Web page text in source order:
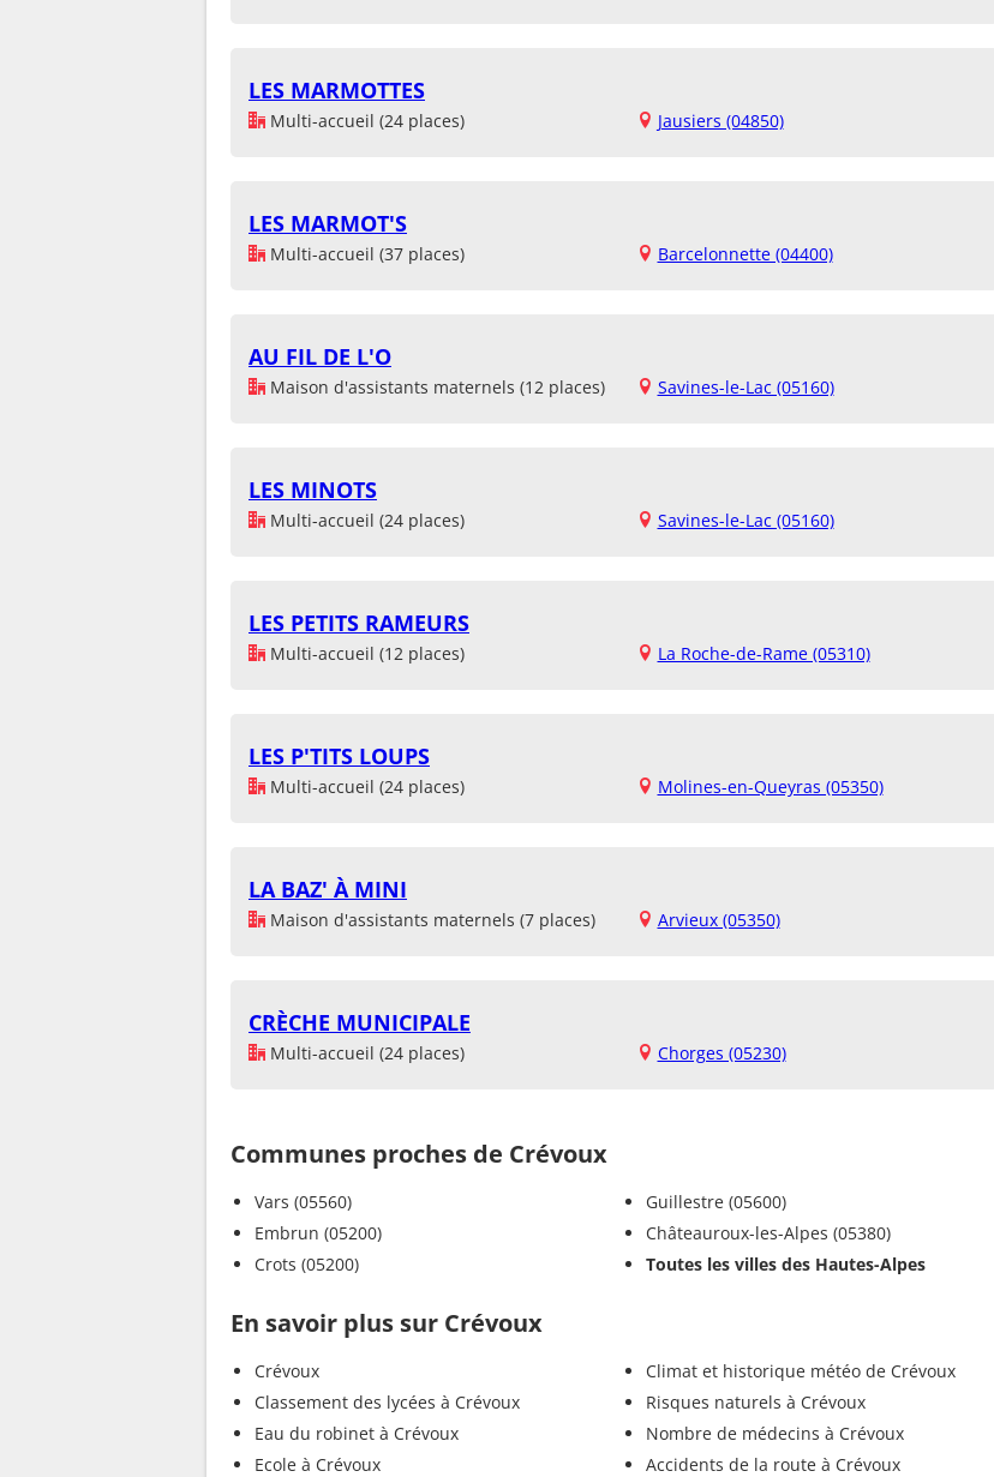
LES MARMOTTES
Multi-accueil (24 places) Jausiers (04850)
LES MARMOT'S
Multi-accueil (37 places) Barcelonnette (04400)
AU FIL DE L'O
Maison d'assistants maternels (12 places) Savines-le-Lac (05160)
LES MINOTS
Multi-accueil (24 places) Savines-le-Lac (05160)
LES PETITS RAMEURS
Multi-accueil (12 places) La Roche-de-Rame (05310)
LES P'TITS LOUPS
Multi-accueil (24 places) Molines-en-Queyras (05350)
LA BAZ' À MINI
Maison d'assistants maternels (7 places) Arvieux (05350)
CRÈCHE MUNICIPALE
Multi-accueil (24 places) Chorges (05230)
Communes proches de Crévoux
Vars (05560)
Embrun (05200)
Crots (05200)
Guillestre (05600)
Châteauroux-les-Alpes (05380)
Toutes les villes des Hautes-Alpes
En savoir plus sur Crévoux
Crévoux
Classement des lycées à Crévoux
Eau du robinet à Crévoux
Ecole à Crévoux
Climat et historique météo de Crévoux
Risques naturels à Crévoux
Nombre de médecins à Crévoux
Accidents de la route à Crévoux